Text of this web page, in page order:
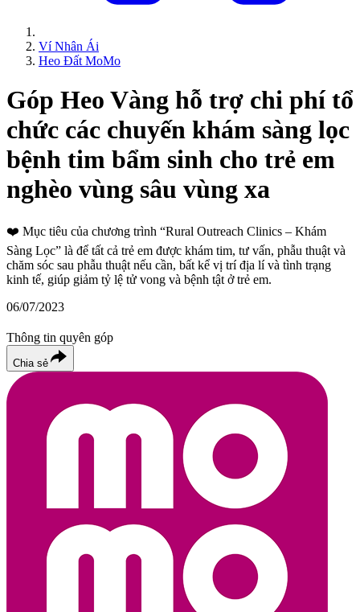
Ví Nhân Ái
Heo Đất MoMo
Góp Heo Vàng hỗ trợ chi phí tổ
chức các chuyến khám sàng lọc
bệnh tim bẩm sinh cho trẻ em
nghèo vùng sâu vùng xa
❤️ Mục tiêu của chương trình “Rural Outreach Clinics – Khám
Sàng Lọc” là để tất cả trẻ em được khám tim, tư vấn, phẫu thuật và
chăm sóc sau phẫu thuật nếu cần, bất kể vị trí địa lí và tình trạng
kinh tế, giúp giảm tỷ lệ tử vong và bệnh tật ở trẻ em.
06/07/2023
Thông tin quyên góp
Chia sẻ